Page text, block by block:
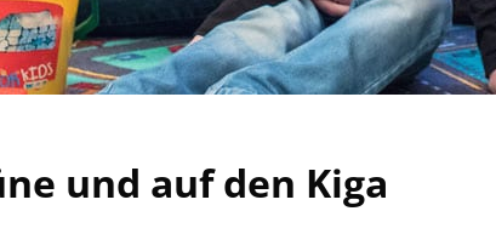
und auf den Kiga